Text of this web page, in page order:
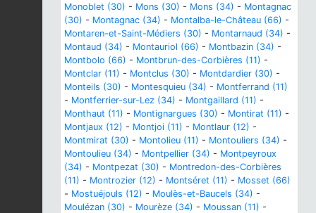
Monoblet (30) - Mons (30) - Mons (34) - Montagnac
(30) - Montagnac (34) - Montalba-le-Château (66) -
Montaren-et-Saint-Médiers (30) - Montarnaud (34) -
Montaud (34) - Montauriol (66) - Montbazin (34) -
Montbolo (66) - Montbrun-des-Corbières (11) -
Montclar (11) - Montclus (30) - Montdardier (30) -
Monteils (30) - Montesquieu (34) - Montferrand (11)
- Montferrier-sur-Lez (34) - Montgaillard (11) -
Monthaut (11) - Montignargues (30) - Montirat (11) -
Montjaux (12) - Montjoi (11) - Montlaur (12) -
Montmirat (30) - Montolieu (11) - Montouliers (34) -
Montoulieu (34) - Montpellier (34) - Montpeyroux
(34) - Montpezat (30) - Montredon-des-Corbières
(11) - Montrozier (12) - Montséret (11) - Mosset (66)
- Mostuéjouls (12) - Moulès-et-Baucels (34) -
Moulézan (30) - Mourèze (34) - Moussan (11) -